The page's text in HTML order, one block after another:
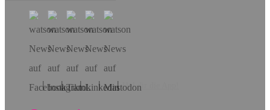
Hol dir die App!